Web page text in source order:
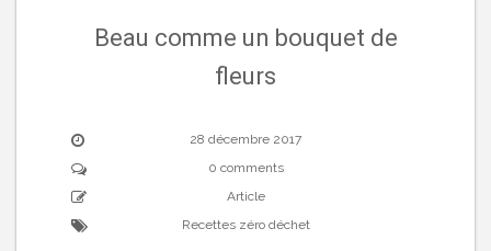
Beau comme un bouquet de
fleurs
28 décembre 2017
0 comments
Article
Recettes zéro déchet